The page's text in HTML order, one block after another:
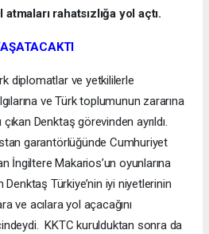
rahatsızlığa yol açtı.
diplomatlar ve yetkililerle
ve Türk toplumunun zararına
Denktaş görevinden ayrıldı.
garantörlüğünde Cumhuriyet
İngiltere Makarios’un oyunlarına
Türkiye’nin iyi niyetlerinin
ve acılara yol açacağını
KKTC kurulduktan sonra da